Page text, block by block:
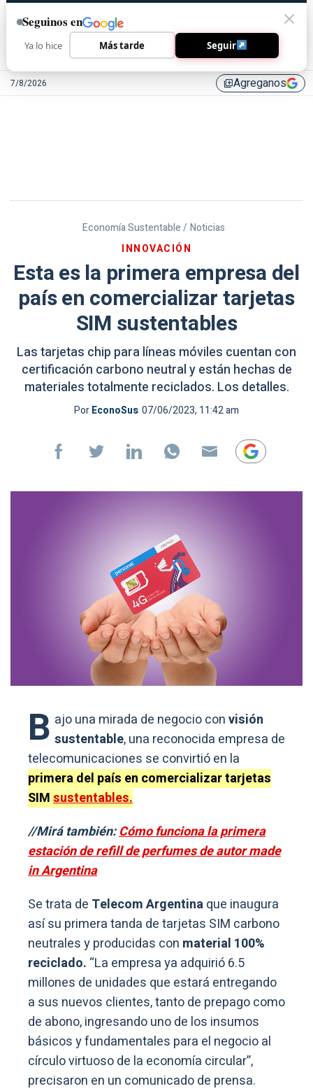
7/8/2026 library_addAgreganos
Economía Sustentable / Noticias
INNOVACIÓN
Esta es la primera empresa del
país en comercializar tarjetas
SIM sustentables
Las tarjetas chip para líneas móviles cuentan con
certificación carbono neutral y están hechas de
materiales totalmente reciclados. Los detalles.
PorEconoSus 07/06/2023, 11:42 am
B ajo una mirada de negocio convisión
sustentable, una reconocida empresa de
telecomunicaciones se convirtió en la
primera del país en comercializar tarjetas
SIMsustentables.
//Mirá también:Cómo funciona la primera
estación de refill de perfumes de autor made
in Argentina
Se trata de Telecom Argentinaque inaugura
así su primera tanda de tarjetas SIM carbono
neutrales y producidas con material 100%
reciclado. “La empresa ya adquirió 6.5
millones de unidades que estará entregando
a sus nuevos clientes, tanto de prepago como
de abono, ingresando uno de los insumos
básicos y fundamentales para el negocio al
círculo virtuoso de la economía circular”,
precisaron en un comunicado de prensa.
Seguinos en
Ya lo hice Más tarde Seguir